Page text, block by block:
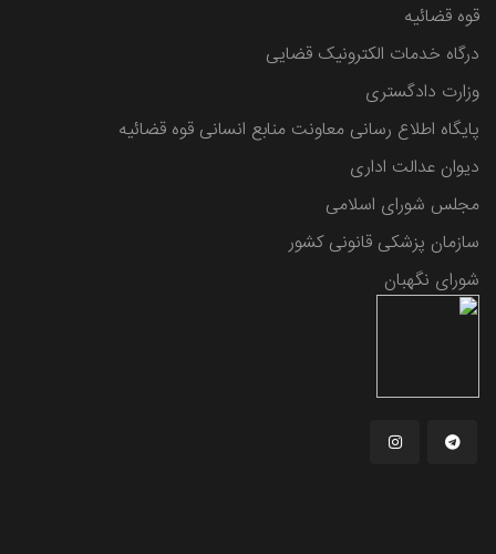
قوه قضائیه
درگاه خدمات الکترونیک قضایی
وزارت دادگستری
پایگاه اطلاع رسانی معاونت منابع انسانی قوه قضائیه
دیوان عدالت اداری
مجلس شورای اسلامی
سازمان پزشکی قانونی کشور
شورای نگهبان